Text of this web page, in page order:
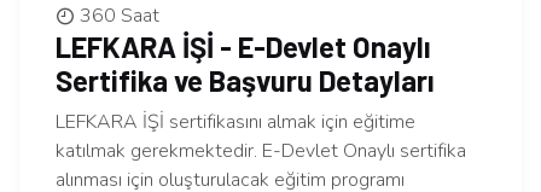
360 Saat
LEFKARA İŞİ - E-Devlet Onaylı
Sertifika ve Başvuru Detayları
LEFKARA İŞİ sertifikasını almak için eğitime
katılmak gerekmektedir. E-Devlet Onaylı sertifika
alınması için oluşturulacak eğitim programı